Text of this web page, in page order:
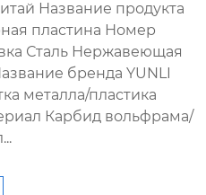
Название продукта
пластина Номер
Сталь Нержавеющая
бренда YUNLI
металла/пластика
Карбид вольфрама/